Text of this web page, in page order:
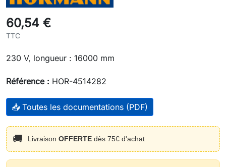
60,54 €
TTC
230 V, longueur : 16000 mm
Référence : HOR-4514282
📥 Toutes les documentations (PDF)
🚚 Livraison OFFERTE dès 75€ d'achat